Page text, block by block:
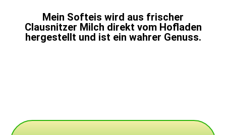
Mein Softeis wird aus frischer
Clausnitzer Milch direkt vom Hofladen
hergestellt und ist ein wahrer Genuss.